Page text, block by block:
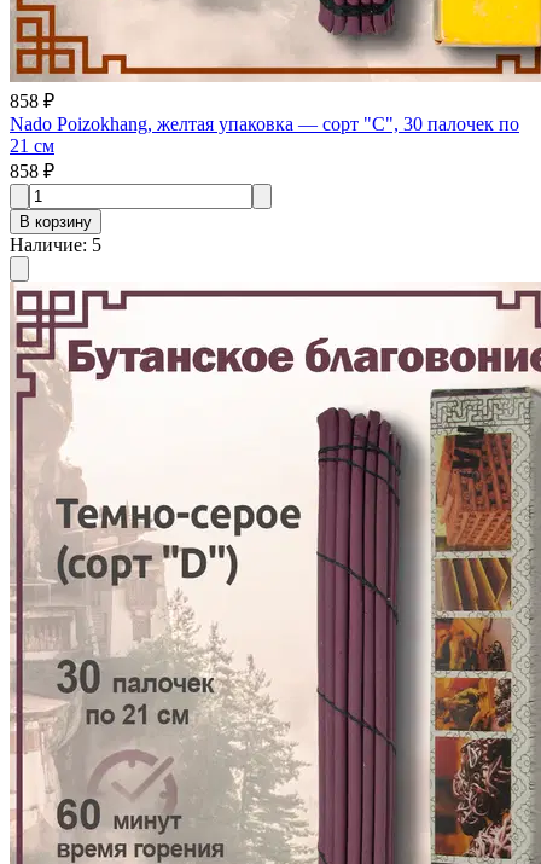
858 ₽
Nado Poizokhang, желтая упаковка — сорт "C", 30 палочек по
21 см
858 ₽
В корзину
Наличие: 5